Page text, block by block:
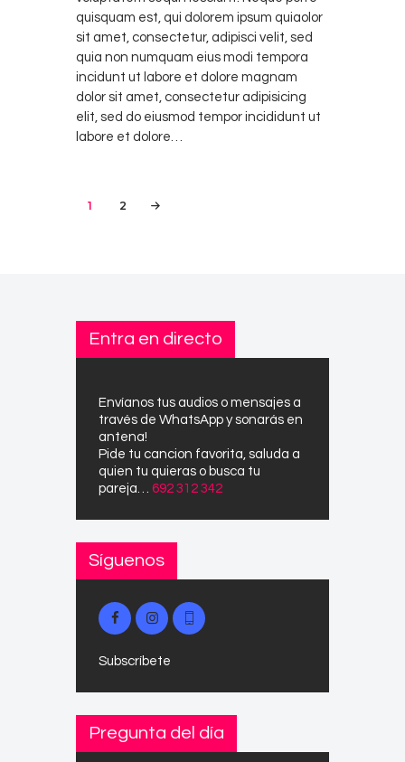
quisquam est, qui dolorem ipsum quiaolor
sit amet, consectetur, adipisci velit, sed
quia non numquam eius modi tempora
incidunt ut labore et dolore magnam
dolor sit amet, consectetur adipisicing
elit, sed do eiusmod tempor incididunt ut
labore et dolore…
Paginación
PAGE
1 PAGE
2
Entra en directo
Envíanos tus audios o mensajes a
través de WhatsApp y sonarás en
antena!
Pide tu cancion favorita, saluda a
quien tu quieras o busca tu
pareja… 692 312 342
Síguenos
Subscríbete
Pregunta del día